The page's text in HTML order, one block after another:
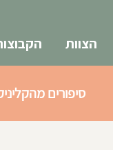
הצוות
סיפורים